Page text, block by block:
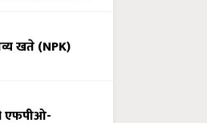
खते (NPK)
एफपीओ-